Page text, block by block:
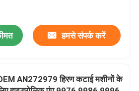
करें
हमसे संपर्क करें
AN272979 हिरण कटाई मशीनों के